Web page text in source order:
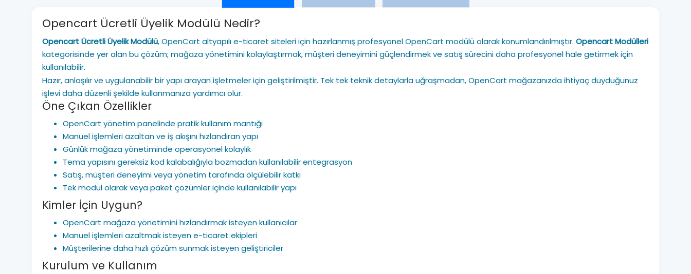
Opencart Ücretli Üyelik Modülü Nedir?
Opencart Ücretli Üyelik Modülü, OpenCart altyapılı e-ticaret siteleri için hazırlanmış profesyonel OpenCart modülü olarak konumlandırılmıştır. Opencart Modülleri
kategorisinde yer alan bu çözüm; mağaza yönetimini kolaylaştırmak, müşteri deneyimini güçlendirmek ve satış sürecini daha profesyonel hale getirmek için
kullanılabilir.
Hazır, anlaşılır ve uygulanabilir bir yapı arayan işletmeler için geliştirilmiştir. Tek tek teknik detaylarla uğraşmadan, OpenCart mağazanızda ihtiyaç duyduğunuz
işlevi daha düzenli şekilde kullanmanıza yardımcı olur.
Öne Çıkan Özellikler
OpenCart yönetim panelinde pratik kullanım mantığı
Manuel işlemleri azaltan ve iş akışını hızlandıran yapı
Günlük mağaza yönetiminde operasyonel kolaylık
Tema yapısını gereksiz kod kalabalığıyla bozmadan kullanılabilir entegrasyon
Satış, müşteri deneyimi veya yönetim tarafında ölçülebilir katkı
Tek modül olarak veya paket çözümler içinde kullanılabilir yapı
Kimler İçin Uygun?
OpenCart mağaza yönetimini hızlandırmak isteyen kullanıcılar
Manuel işlemleri azaltmak isteyen e-ticaret ekipleri
Müşterilerine daha hızlı çözüm sunmak isteyen geliştiriciler
Kurulum ve Kullanım